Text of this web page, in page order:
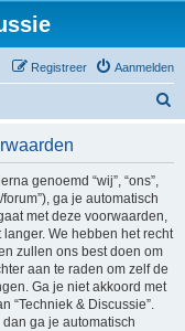
Aanmelden
Registreer
genoemd “wij”, “ons”,
forum”), ga je automatisch
met deze voorwaarden,
langer. We hebben het recht
zullen ons best doen om
aan te raden om zelf de
Ga je niet akkoord met
“Techniek & Discussie”.
dan ga je automatisch